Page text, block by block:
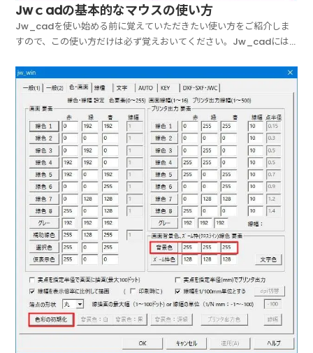
Jwｃadの基本的なマウスの使い方
Jw_cadを使い始める前に覚えていただきたい使い方をご紹介しま
すので、この使い方だけは必ず覚えおいてください。Jw_cadには
要がございますので、こちらでご紹介する使い方を覚えてください。
その操作はマウスボタンの両側を一度に押さえて使い...